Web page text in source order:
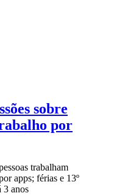
sobre
por
trabalham
apps; férias e 13º
3 anos